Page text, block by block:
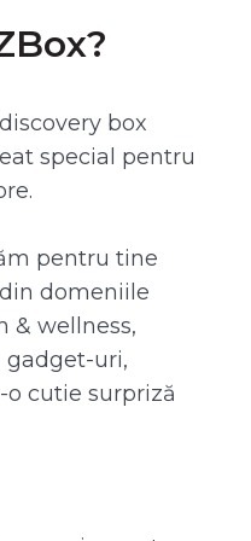
box
special pentru
pentru tine
domeniile
& wellness,
gadget-uri,
cutie surpriză